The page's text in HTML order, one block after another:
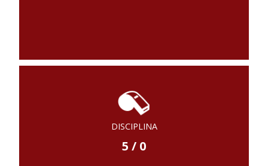
DISCIPLINA
5 / 0